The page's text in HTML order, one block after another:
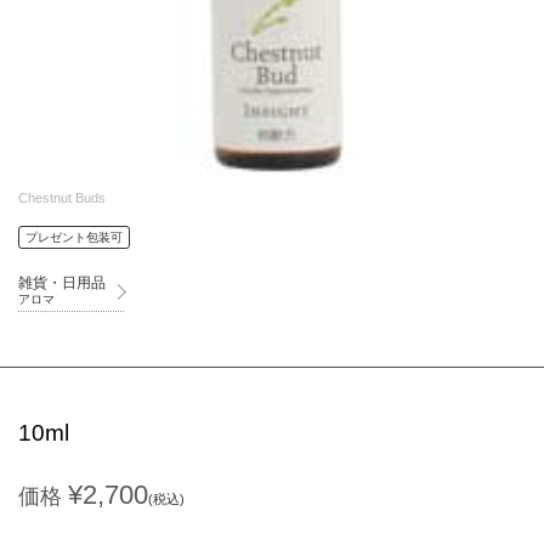
Chestnut Buds
プレゼント包装可
雑貨・日用品
アロマ
10ml
価格 ¥2,700(税込)